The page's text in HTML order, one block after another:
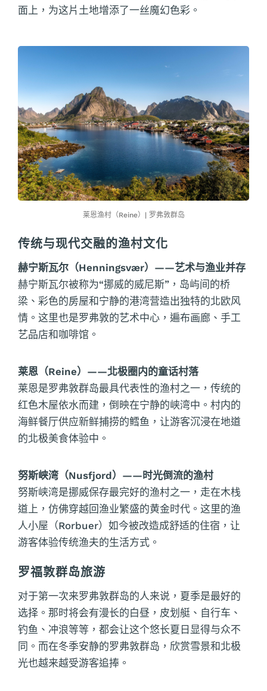
面上，为这片土地增添了一丝魔幻色彩。
莱恩渔村（Reine）| 罗弗敦群岛
传统与现代交融的渔村文化
赫宁斯瓦尔（Henningsvær）——艺术与渔业并存
赫宁斯瓦尔被称为“挪威的威尼斯”，岛屿间的桥
梁、彩色的房屋和宁静的港湾营造出独特的北欧风
情。这里也是罗弗敦的艺术中心，遍布画廊、手工
艺品店和咖啡馆。
莱恩（Reine）——北极圈内的童话村落
莱恩是罗弗敦群岛最具代表性的渔村之一，传统的
红色木屋依水而建，倒映在宁静的峡湾中。村内的
海鲜餐厅供应新鲜捕捞的鳕鱼，让游客沉浸在地道
的北极美食体验中。
努斯峡湾（Nusfjord）——时光倒流的渔村
努斯峡湾是挪威保存最完好的渔村之一，走在木栈
道上，仿佛穿越回渔业繁盛的黄金时代。这里的渔
人小屋（Rorbuer）如今被改造成舒适的住宿，让
游客体验传统渔夫的生活方式。
罗福敦群岛旅游
对于第一次来罗弗敦群岛的人来说，夏季是最好的
选择。那时将会有漫长的白昼，皮划艇、自行车、
钓鱼、冲浪等等，都会让这个悠长夏日显得与众不
同。而在冬季安静的罗弗敦群岛，欣赏雪景和北极
光也越来越受游客追捧。